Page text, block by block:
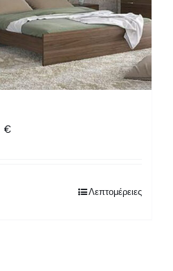
€Price
Λεπτομέρειες